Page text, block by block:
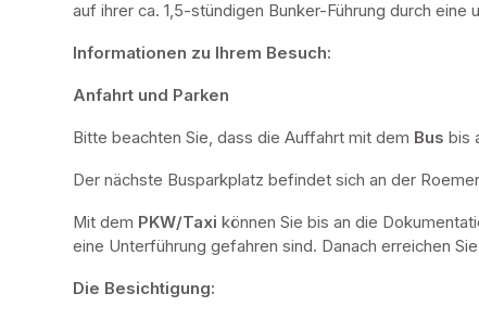
auf ihrer ca. 1,5-stündigen Bunker-Führung durch
Informationen zu Ihrem Besuch:
Anfahrt und Parken
Bitte beachten Sie, dass die Auffahrt mit dem Bus bis
Der nächste Busparkplatz befindet sich an der
Mit dem PKW/Taxi können Sie bis an die
eine Unterführung gefahren sind. Danach erreichen
Die Besichtigung: